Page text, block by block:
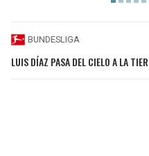
BUNDESLIGA
LUIS DÍAZ PASA DEL CIELO A LA